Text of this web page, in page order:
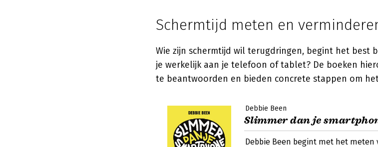
Schermtijd meten en
Wie zijn schermtijd wil terugdringen, begint het best
je werkelijk aan je telefoon of tablet? De boeken
te beantwoorden en bieden concrete stappen om
Debbie Been
Slimmer dan je
Debbie Been begint met het